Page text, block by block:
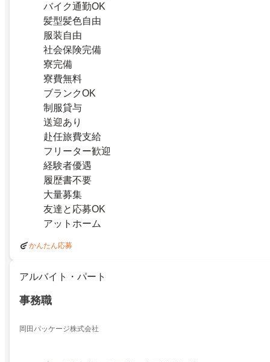
バイク通勤OK
髪型髪色自由
服装自由
社会保険完備
寮完備
寮費無料
ブランクOK
制服貸与
送迎あり
赴任旅費支給
フリーター歓迎
経験者優遇
履歴書不要
大量募集
友達と応募OK
アットホーム
かんたん応募
アルバイト・パート
事務職
岡田パッケージ株式会社